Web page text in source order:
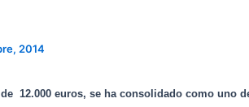
2014
12.000 euros, se ha consolidado como uno